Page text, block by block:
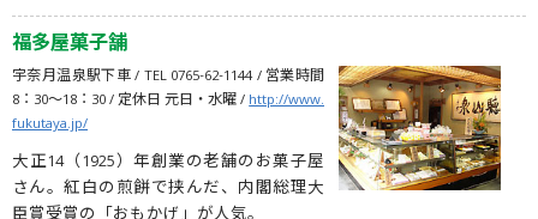
福多屋菓子舗
宇奈月温泉駅下車 / TEL 0765-62-1144 / 営業時間
8：30～18：30 / 定休日 元日・水曜 /http://www.
fukutaya.jp/
大正14（1925）年創業の老舗のお菓子屋
さん。紅白の煎餅で挟んだ、内閣総理大